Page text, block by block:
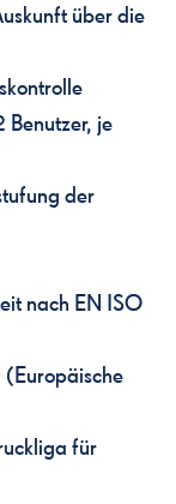
über die
Benutzer, je
der
nach EN ISO
für